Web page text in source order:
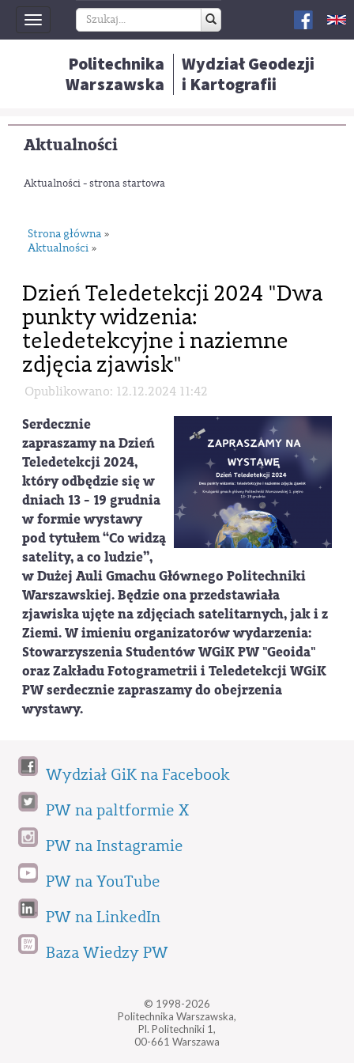
Toggle
navigation
Politechnika
Warszawska
Wydział Geodezji
i Kartografii
Aktualności
Aktualności - strona startowa
Strona główna »
Aktualności »
Dzień Teledetekcji 2024 "Dwa
punkty widzenia:
teledetekcyjne i naziemne
zdjęcia zjawisk"
Opublikowano: 12.12.2024 11:42
Serdecznie
zapraszamy na Dzień
Teledetekcji 2024,
który odbędzie się w
dniach 13 - 19 grudnia
w formie wystawy
pod tytułem “Co widzą
satelity, a co ludzie”,
w Dużej Auli Gmachu Głównego Politechniki
Warszawskiej. Będzie ona przedstawiała
zjawiska ujęte na zdjęciach satelitarnych, jak i z
Ziemi. W imieniu organizatorów wydarzenia:
Stowarzyszenia Studentów WGiK PW "Geoida"
oraz Zakładu Fotogrametrii i Teledetekcji WGiK
PW serdecznie zapraszamy do obejrzenia
wystawy.
Wydział GiK na Facebook
PW na paltformie X
PW na Instagramie
PW na YouTube
PW na LinkedIn
Baza Wiedzy PW
© 1998-2026
Politechnika Warszawska,
Pl. Politechniki 1,
00-661 Warszawa